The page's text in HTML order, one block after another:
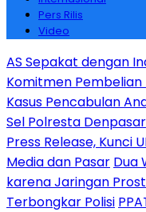
Pers Rilis
Video
AS Sepakat dengan
Komitmen Pembelian
Kasus Pencabulan
Sel Polresta Denpasar
Press Release, Kunci
Media dan Pasar Dua
karena Jaringan
Terbongkar Polisi